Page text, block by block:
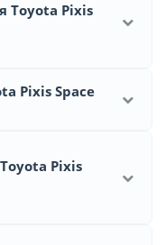
Toyota Pixis
Pixis Space
Pixis